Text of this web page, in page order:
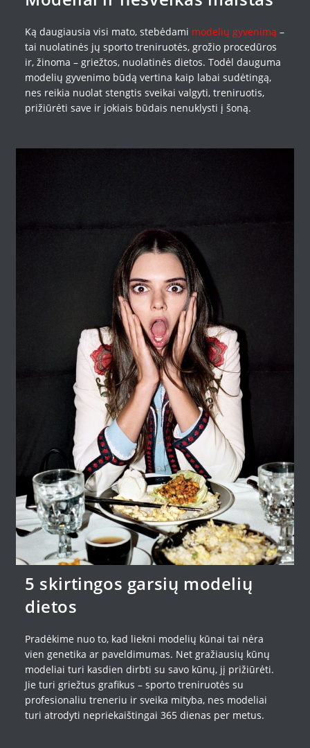
Ką daugiausia visi mato, stebėdami modelių gyvenimą –
tai nuolatinės jų sporto treniruotės, grožio procedūros
ir, žinoma – griežtos, nuolatinės dietos. Todėl dauguma
modelių gyvenimo būdą vertina kaip labai sudėtingą,
nes reikia nuolat stengtis sveikai valgyti, treniruotis,
prižiūrėti save ir jokiais būdais nenuklysti į šoną.
5 skirtingos garsių modelių
dietos
Pradėkime nuo to, kad liekni modelių kūnai tai nėra
vien genetika ar paveldimumas. Net gražiausių kūnų
modeliai turi kasdien dirbti su savo kūnų, jį prižiūrėti.
Jie turi griežtus grafikus – sporto treniruotės su
profesionaliu treneriu ir sveika mityba, nes modeliai
turi atrodyti nepriekaištingai 365 dienas per metus.